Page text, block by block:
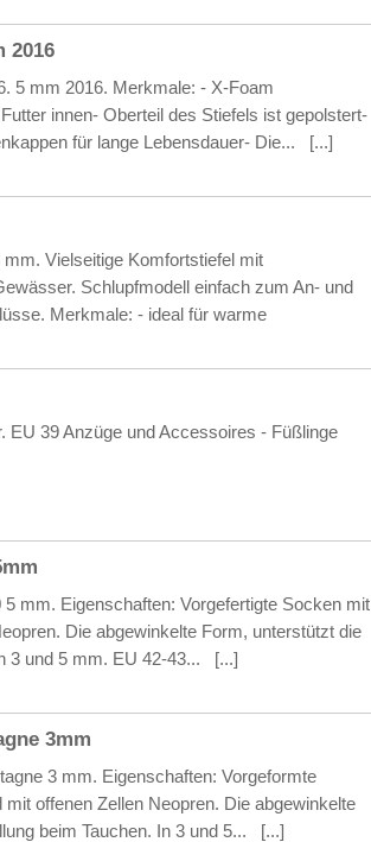
2016
5 mm 2016. Merkmale: - X-Foam
innen- Oberteil des Stiefels ist gepolstert-
für lange Lebensdauer- Die... [...]
Vielseitige Komfortstiefel mit
Schlupfmodell einfach zum An- und
Merkmale: - ideal für warme
EU 39 Anzüge und Accessoires - Füßlinge
mm. Eigenschaften: Vorgefertigte Socken mit
Die abgewinkelte Form, unterstützt die
3 und 5 mm. EU 42-43... [...]
3mm
3 mm. Eigenschaften: Vorgeformte
offenen Zellen Neopren. Die abgewinkelte
beim Tauchen. In 3 und 5... [...]